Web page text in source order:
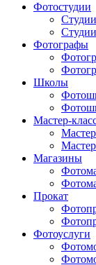
Фотостудии
Фотографы
Школы
Мастер-
Магазины
Прокат
Фотоуслуги